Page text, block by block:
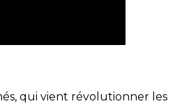
qui vient révolutionner les